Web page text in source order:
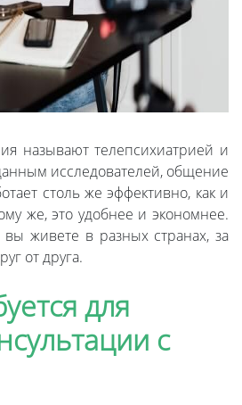
называют телепсихиатрией и
исследователей, общение
столь же эффективно, как и
же, это удобнее и экономнее.
живете в разных странах, за
от друга.
для
с